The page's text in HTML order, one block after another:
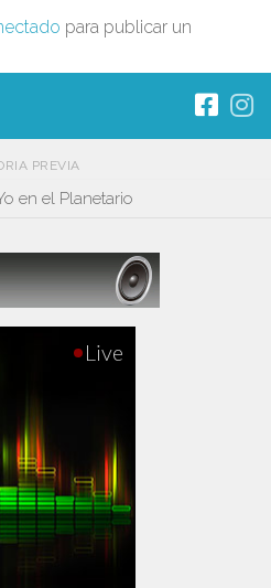
para publicar un
PREVIA
en el Planetario